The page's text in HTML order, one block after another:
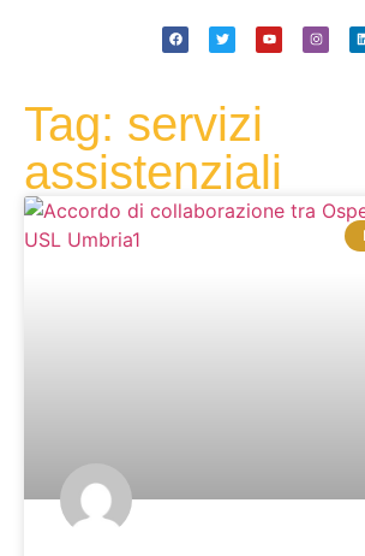
Tag: servizi
assistenziali